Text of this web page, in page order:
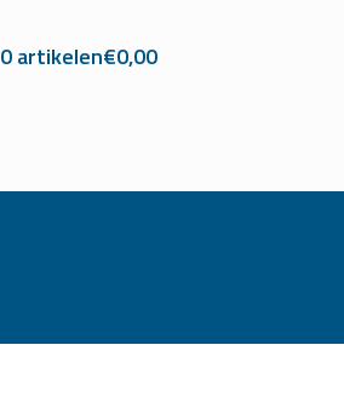
0 artikelen€0,00